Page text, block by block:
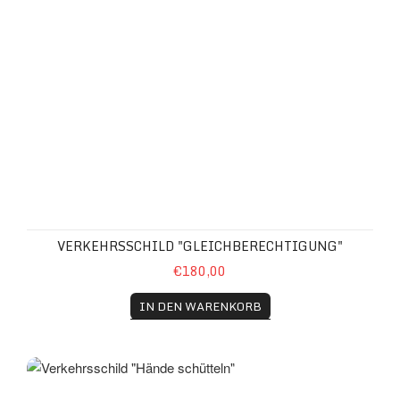
VERKEHRSSCHILD "GLEICHBERECHTIGUNG"
€180,00
IN DEN WARENKORB
Verkehrsschild "Hände schütteln"